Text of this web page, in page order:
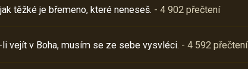
těžké je břemeno, které neneseš. - 4 902 přečtení
vejít v Boha, musím se ze sebe vysvléci. - 4 592 přečtení